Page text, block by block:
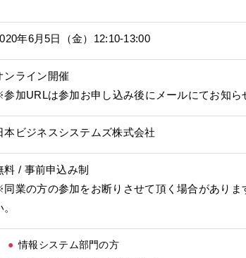
年6月5日（金）12:10-13:00
ンライン開催
加URLは参加お申し込み後にメールにてお知ら
本ビジネスシステムズ株式会社
料 / 事前申込み制
業の方の参加をお断りさせて頂く場合がありま
情報システム部門の方